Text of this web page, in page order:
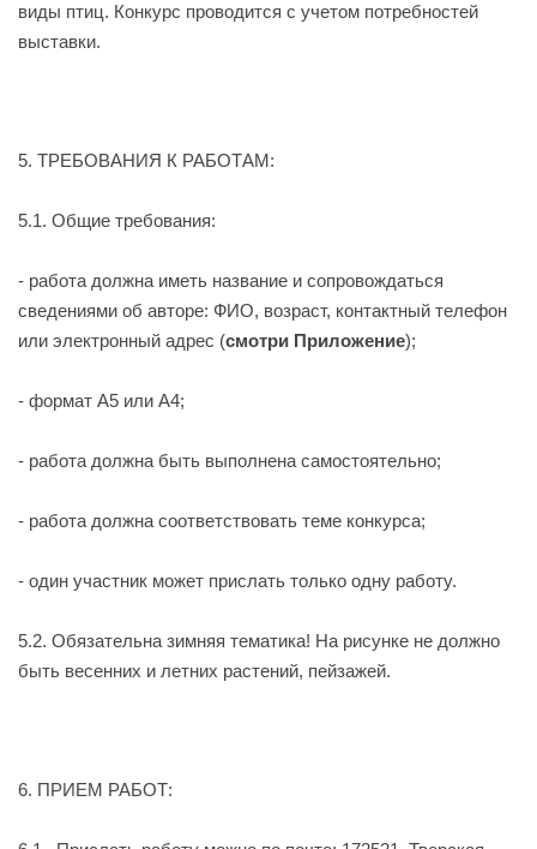
виды птиц. Конкурс проводится с учетом потребностей
выставки.
5. ТРЕБОВАНИЯ К РАБОТАМ:
5.1. Общие требования:
- работа должна иметь название и сопровождаться
сведениями об авторе: ФИО, возраст, контактный телефон
или электронный адрес (смотри Приложение);
- формат А5 или А4;
- работа должна быть выполнена самостоятельно;
- работа должна соответствовать теме конкурса;
- один участник может прислать только одну работу.
5.2. Обязательна зимняя тематика! На рисунке не должно
быть весенних и летних растений, пейзажей.
6. ПРИЕМ РАБОТ: